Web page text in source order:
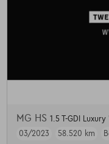
MG HS 1.5 T-GDI
03/2023
58.520 km